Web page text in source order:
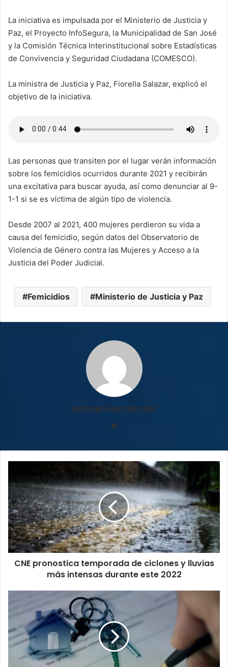
La iniciativa es impulsada por el Ministerio de Justicia y
Paz, el Proyecto InfoSegura, la Municipalidad de San José
y la Comisión Técnica Interinstitucional sobre Estadísticas
de Convivencia y Seguridad Ciudadana (COMESCO).
La ministra de Justicia y Paz, Fiorella Salazar, explicó el
objetivo de la iniciativa.
Las personas que transiten por el lugar verán información
sobre los femicidios ocurridos durante 2021 y recibirán
una excitativa para buscar ayuda, así como denunciar al 9-
1-1 si se es víctima de algún tipo de violencia.
Desde 2007 al 2021, 400 mujeres perdieron su vida a
causa del femicidio, según datos del Observatorio de
Violencia de Género contra las Mujeres y Acceso a la
Justicia del Poder Judicial.
Femicidios Ministerio de Justicia y Paz
Ismael Hernández
pronostica
temporada
de
ciclones
y
lluvias
más
intensas
durante
CNE pronostica temporada de ciclones y lluvias
más intensas durante este 2022
nuevas
formas
para
adueñarse